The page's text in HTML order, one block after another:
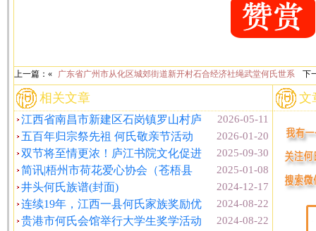
上一篇：« 广东省广州市从化区城郊街道新开村石合经济社绳武堂何氏世系 下
相关文章
2026-05-11
江西省南昌市新建区石岗镇罗山村庐
2026-01-20
五百年归宗祭先祖 何氏敬亲节活动
2025-09-30
双节将至情更浓！庐江书院文化促进
2025-01-08
简讯|梧州市荷花爱心协会（苍梧县
2024-12-17
井头何氏族谱(封面)
2024-08-22
连续19年，江西一县何氏家族奖励优
2024-08-22
贵港市何氏会馆举行大学生奖学活动
文